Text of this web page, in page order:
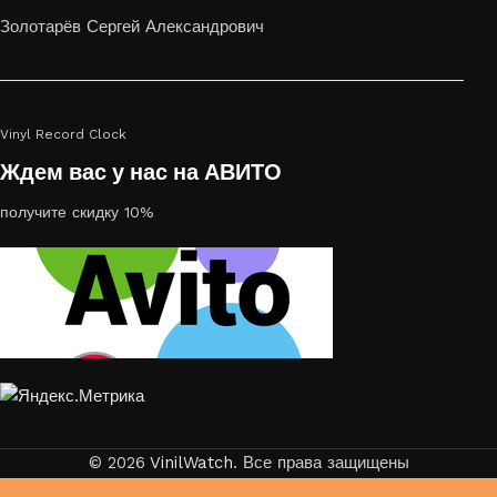
Золотарёв Сергей Александрович
Vinyl Record Clock
Ждем вас у нас на АВИТО
получите скидку 10%
© 2026 VinilWatch. Все права защищены